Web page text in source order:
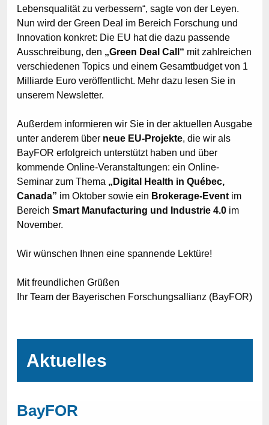
Lebensqualität zu verbessern“, sagte von der Leyen.
Nun wird der Green Deal im Bereich Forschung und
Innovation konkret: Die EU hat die dazu passende
Ausschreibung, den „Green Deal Call“ mit zahlreichen
verschiedenen Topics und einem Gesamtbudget von 1
Milliarde Euro veröffentlicht. Mehr dazu lesen Sie in
unserem Newsletter.
Außerdem informieren wir Sie in der aktuellen Ausgabe
unter anderem über neue EU-Projekte, die wir als
BayFOR erfolgreich unterstützt haben und über
kommende Online-Veranstaltungen: ein Online-
Seminar zum Thema „Digital Health in Québec,
Canada” im Oktober sowie ein Brokerage-Eventim
Bereich Smart Manufacturing und Industrie 4.0 im
November.
Wir wünschen Ihnen eine spannende Lektüre!
Mit freundlichen Grüßen
Ihr Team der Bayerischen Forschungsallianz (BayFOR)
Aktuelles
BayFOR